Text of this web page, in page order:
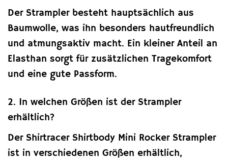
Der Strampler besteht hauptsächlich aus
Baumwolle, was ihn besonders hautfreundlich
und atmungsaktiv macht. Ein kleiner Anteil an
Elasthan sorgt für zusätzlichen Tragekomfort
und eine gute Passform.
2. In welchen Größen ist der Strampler
erhältlich?
Der Shirtracer Shirtbody Mini Rocker Strampler
ist in verschiedenen Größen erhältlich,